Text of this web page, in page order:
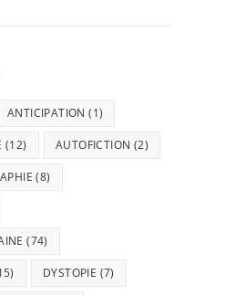
ANTICIPATION (1)
(12) AUTOFICTION (2)
(8)
(74)
DYSTOPIE (7)